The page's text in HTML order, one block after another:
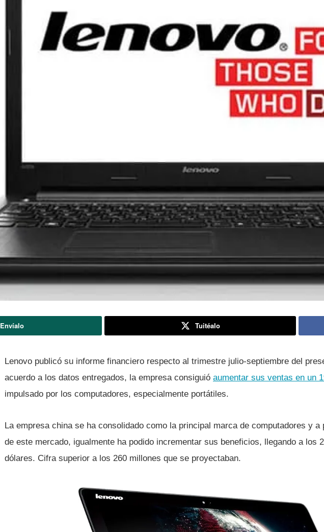
Envíalo Tuitéalo
Lenovo publicó su informe financiero respecto al trimestre julio-septiembre del
acuerdo a los datos entregados, la empresa consiguió aumentar sus ventas en un
impulsado por los computadores, especialmente portátiles.
La empresa china se ha consolidado como la principal marca de computadores y a
de este mercado, igualmente ha podido incrementar sus beneficios, llegando a los
dólares. Cifra superior a los 260 millones que se proyectaban.